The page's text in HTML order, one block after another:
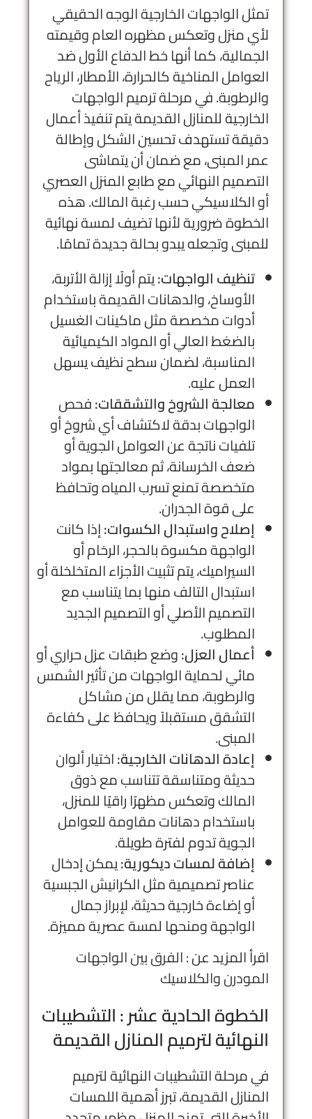
تمثل الواجهات الخارجية الوجه الحقيقي
لأي منزل وتعكس مظهره العام وقيمته
الجمالية، كما أنها خط الدفاع الأول ضد
العوامل المناخية كالحرارة، الأمطار، الرياح
والرطوبة. في مرحلة ترميم الواجهات
الخارجية للمنازل القديمة يتم تنفيذ أعمال
دقيقة تستهدف تحسين الشكل وإطالة
عمر المبنى، مع ضمان أن يتماشى
التصميم النهائي مع طابع المنزل العصري
أو الكلاسيكي حسب رغبة المالك. هذه
الخطوة ضرورية لأنها تضيف لمسة نهائية
للمبنى وتجعله يبدو بحالة جديدة تمامًا.
تنظيف الواجهات:يتم أولًا إزالة الأتربة،
الأوساخ، والدهانات القديمة باستخدام
أدوات مخصصة مثل ماكينات الغسيل
بالضغط العالي أو المواد الكيميائية
المناسبة، لضمان سطح نظيف يسهل
العمل عليه.
معالجة الشروخ والتشققات:فحص
الواجهات بدقة لاكتشاف أي شروخ أو
تلفيات ناتجة عن العوامل الجوية أو
ضعف الخرسانة، ثم معالجتها بمواد
متخصصة تمنع تسرب المياه وتحافظ
على قوة الجدران.
إصلاح واستبدال الكسوات:إذا كانت
الواجهة مكسوة بالحجر، الرخام أو
السيراميك، يتم تثبيت الأجزاء المتخلخلة أو
استبدال التالف منها بما يتناسب مع
التصميم الأصلي أو التصميم الجديد
المطلوب.
أعمال العزل:وضع طبقات عزل حراري أو
مائي لحماية الواجهات من تأثير الشمس
والرطوبة، مما يقلل من مشاكل
التشقق مستقبلاً ويحافظ على كفاءة
المبنى.
إعادة الدهانات الخارجية:اختيار ألوان
حديثة ومتناسقة تتناسب مع ذوق
المالك وتعكس مظهرًا راقيًا للمنزل،
باستخدام دهانات مقاومة للعوامل
الجوية تدوم لفترة طويلة.
إضافة لمسات ديكورية:يمكن إدخال
عناصر تصميمية مثل الكرانيش الجبسية
أو إضاءة خارجية حديثة، لإبراز جمال
الواجهة ومنحها لمسة عصرية مميزة.
اقرأ المزيد عن :الفرق بين الواجهات
المودرن والكلاسيك
الخطوة الحادية عشر : التشطيبات
النهائية لترميم المنازل القديمة
في مرحلة التشطيبات النهائية لترميم
المنازل القديمة، تبرز أهمية اللمسات